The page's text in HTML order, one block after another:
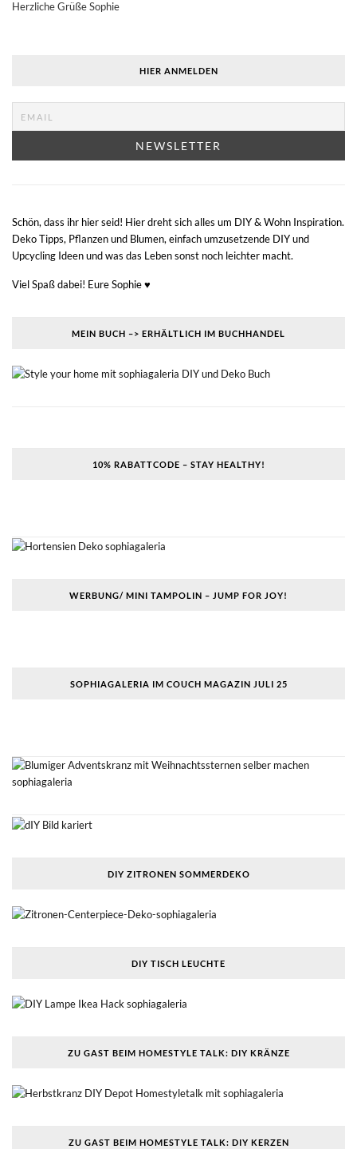
Herzliche Grüße Sophie
HIER ANMELDEN
Schön, dass ihr hier seid! Hier dreht sich alles um DIY & Wohn Inspiration.
Deko Tipps, Pflanzen und Blumen, einfach umzusetzende DIY und
Upcycling Ideen und was das Leben sonst noch leichter macht.
Viel Spaß dabei! Eure Sophie ♥
MEIN BUCH –> ERHÄLTLICH IM BUCHHANDEL
10% RABATTCODE – STAY HEALTHY!
WERBUNG/ MINI TAMPOLIN – JUMP FOR JOY!
SOPHIAGALERIA IM COUCH MAGAZIN JULI 25
DIY ZITRONEN SOMMERDEKO
DIY TISCH LEUCHTE
ZU GAST BEIM HOMESTYLE TALK: DIY KRÄNZE
ZU GAST BEIM HOMESTYLE TALK: DIY KERZEN